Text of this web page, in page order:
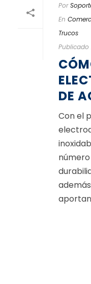
Por
En
Trucos
Publicado
DE
Con el